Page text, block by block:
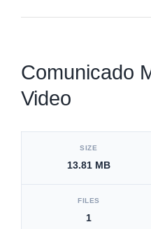
Comunicado
Video
[video_player_1200x800]
SIZE
13.81 MB
FILES
1